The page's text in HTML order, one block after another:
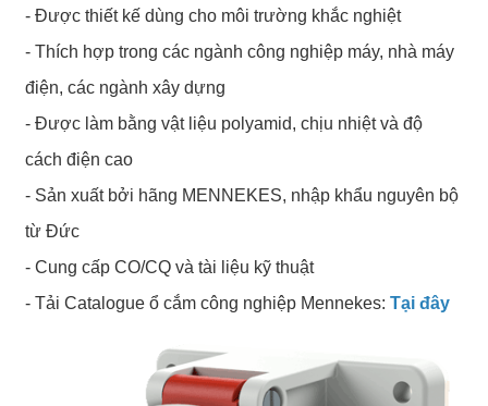
- Được thiết kế dùng cho môi trường khắc nghiệt
- Thích hợp trong các ngành công nghiệp máy, nhà máy
điện, các ngành xây dựng
- Được làm bằng vật liệu polyamid, chịu nhiệt và độ
cách điện cao
- Sản xuất bởi hãng MENNEKES, nhập khẩu nguyên bộ
từ Đức
- Cung cấp CO/CQ và tài liệu kỹ thuật
- Tải Catalogue ổ cắm công nghiệp Mennekes: Tại đây